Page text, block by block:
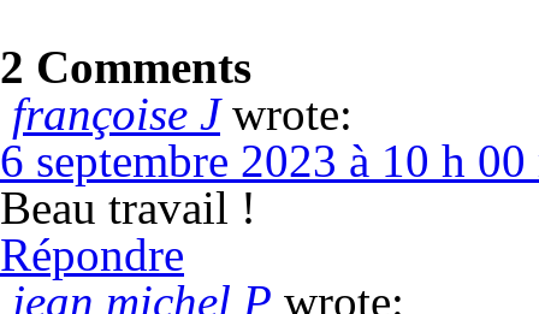
2 Comments
françoise J wrote:
6 septembre 2023 à 10 h
Beau travail !
Répondre
jean michel P wrote: